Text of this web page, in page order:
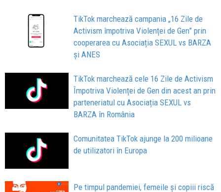
TikTok marchează campania „16 Zile de
Activism împotriva Violenței de Gen” prin
cooperarea cu Asociația SEXUL vs BARZA
și ANES
TikTok marchează cele 16 Zile de Activism
Împotriva Violenței de Gen din acest an prin
parteneriatul cu Asociația SEXUL vs
BARZA în România
Comunitatea TikTok ajunge la 200 milioane
de utilizatori în Europa
Pe timpul pandemiei, femeile și copiii riscă